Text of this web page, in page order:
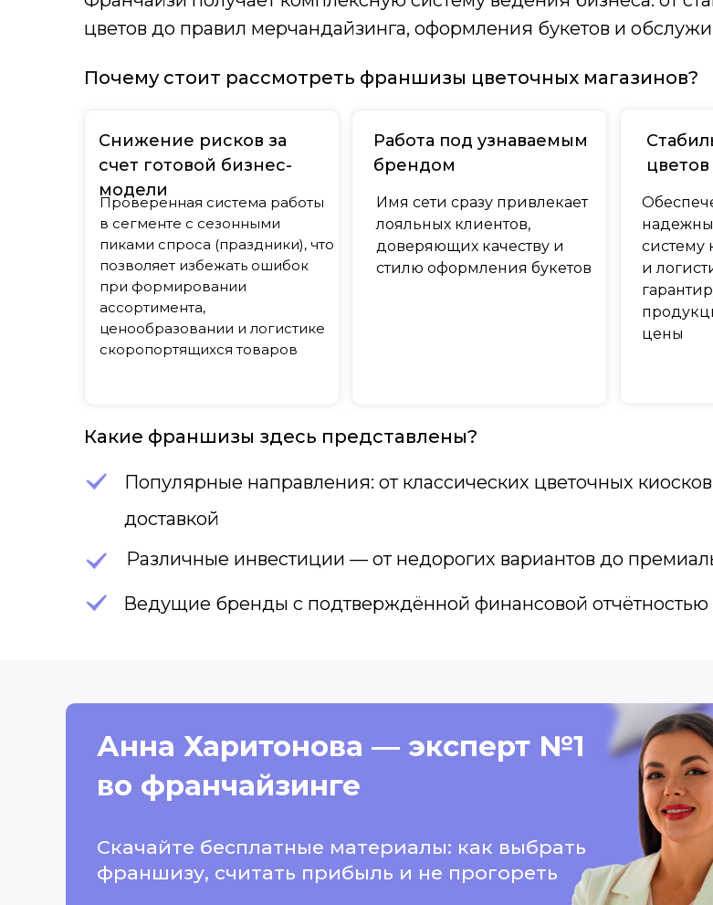
цветов до правил мерчандайзинга, оформления букетов и
Почему стоит рассмотреть франшизы цветочных магазинов?
Снижение рисков за
счет готовой бизнес-
модели
Работа под узнаваемым
брендом
систему
и
цены
Имя сети сразу привлекает
лояльных клиентов,
доверяющих качеству и
стилю оформления букетов
Проверенная система работы
в сегменте с сезонными
пиками спроса (праздники), что
позволяет избежать ошибок
при формировании
ассортимента,
ценообразовании и логистике
скоропортящихся товаров
Какие франшизы здесь представлены?
Популярные направления: от классических цветочных
доставкой
Различные инвестиции — от недорогих вариантов до
Ведущие бренды с подтверждённой финансовой отчётностью
Анна Харитонова — эксперт №1
во франчайзинге
Скачайте бесплатные материалы: как выбрать
франшизу, считать прибыль и не прогореть